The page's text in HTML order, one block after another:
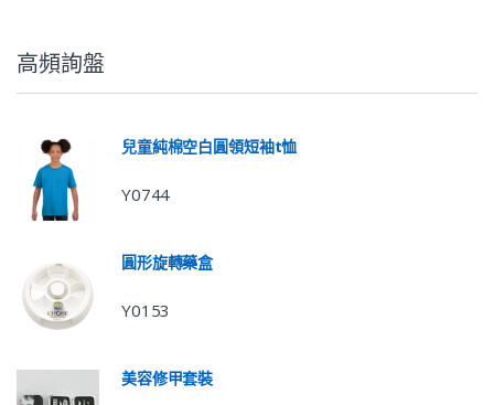
高頻詢盤
兒童純棉空白圓領短袖t恤
Y0744
圓形旋轉藥盒
Y0153
美容修甲套裝